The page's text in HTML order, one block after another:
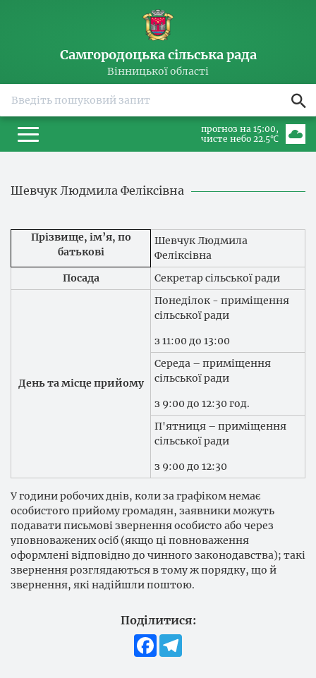
Самгородоцька сільська рада
Вінницької області
прогноз на 15:00
чисте небо 22.5℃
Шевчук Людмила Феліксівна
Прізвище, ім’я, по
батькові
Шевчук Людмила
Феліксівна
Посада
Секретар сільської ради
День та місце прийому
Понеділок - приміщення
сільської ради
з 11:00 до 13:00
Середа – приміщення
сільської ради
з 9:00 до 12:30 год.
П'ятниця – приміщення
сільської ради
з 9:00 до 12:30
У години робочих днів, коли за графіком немає
особистого прийому громадян, заявники можуть
подавати письмові звернення особисто або через
уповноважених осіб (якщо ці повноваження
оформлені відповідно до чинного законодавства); такі
звернення розглядаються в тому ж порядку, що й
звернення, які надійшли поштою.
Поділитися:
Facebook